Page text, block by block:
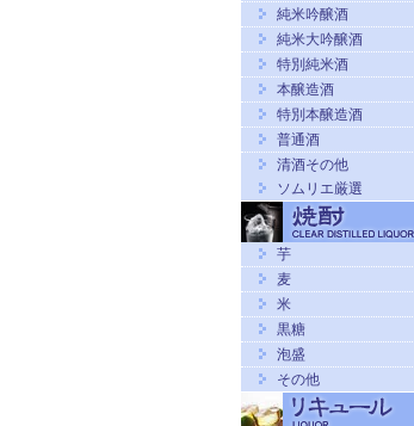
純米吟醸酒
純米大吟醸酒
特別純米酒
本醸造酒
特別本醸造酒
普通酒
清酒その他
ソムリエ厳選
芋
麦
米
黒糖
泡盛
その他